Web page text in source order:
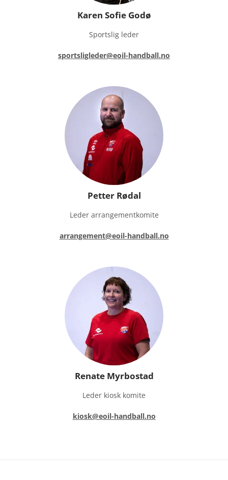
Karen Sofie Godø
Sportslig leder
sportsligleder@eoil-handball.no
Petter Rødal
Leder arrangementkomite
arrangement@eoil-handball.no
Renate Myrbostad
Leder kiosk komite
kiosk@eoil-handball.no